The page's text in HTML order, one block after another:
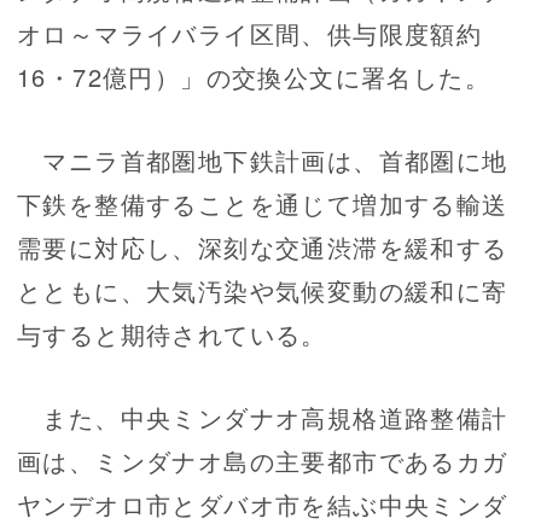
オロ～マライバライ区間、供与限度額約
16・72億円）」の交換公文に署名した。
マニラ首都圏地下鉄計画は、首都圏に地
下鉄を整備することを通じて増加する輸送
需要に対応し、深刻な交通渋滞を緩和する
とともに、大気汚染や気候変動の緩和に寄
与すると期待されている。
また、中央ミンダナオ高規格道路整備計
画は、ミンダナオ島の主要都市であるカガ
ヤンデオロ市とダバオ市を結ぶ中央ミンダ